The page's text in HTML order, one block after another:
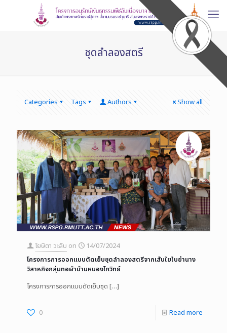
ชุดลำลองสตรี
Categories Tags Authors Show all
โยษิตา วะลับ on
14/07/2024
โครงการการออกแบบตัดเย็บชุดลำลองสตรีจากเส้นใยใบย่านาง
วิสาหกิจกลุ่มทอผ้าบ้านหนองโกวิทย์
โครงการการออกแบบตัดเย็บชุด […]
0 Read more